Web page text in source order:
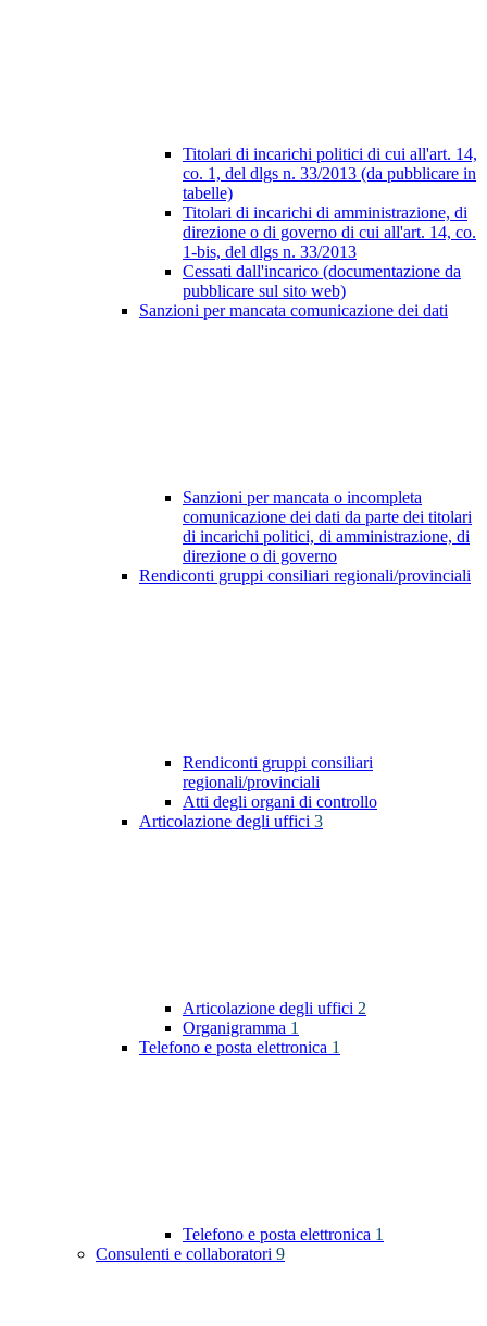
Titolari di incarichi politici di cui all'art. 14,
co. 1, del dlgs n. 33/2013 (da pubblicare in
tabelle)
Titolari di incarichi di amministrazione, di
direzione o di governo di cui all'art. 14, co.
1-bis, del dlgs n. 33/2013
Cessati dall'incarico (documentazione da
pubblicare sul sito web)
Sanzioni per mancata comunicazione dei dati
Sanzioni per mancata o incompleta
comunicazione dei dati da parte dei titolari
di incarichi politici, di amministrazione, di
direzione o di governo
Rendiconti gruppi consiliari regionali/provinciali
Rendiconti gruppi consiliari
regionali/provinciali
Atti degli organi di controllo
Articolazione degli uffici 3
Articolazione degli uffici 2
Organigramma 1
Telefono e posta elettronica 1
Telefono e posta elettronica 1
Consulenti e collaboratori 9